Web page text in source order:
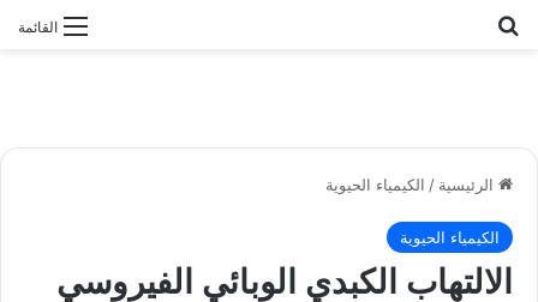
القائمة
الرئيسية / الكيمياء الحيوية
الكيمياء الحيوية
الالتهاب الكبدي الوبائي الفيروسي